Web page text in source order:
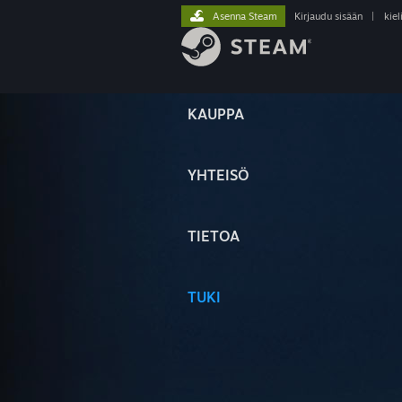
KAUPPA
YHTEISÖ
TIETOA
TUKI
Asenna Steam Kirjaudu sisään kieli